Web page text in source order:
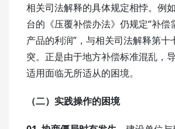
相关司法解释的具体规定相悖。例
台的《压覆补偿办法》仍规定“补偿
产品的利润”，与相关司法解释第十
突。正是由于地方补偿标准混乱，
适用面临无所适从的困境。
（二）实践操作的困境